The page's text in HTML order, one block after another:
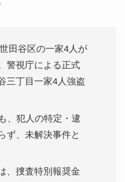
田谷区の一家4人が
警視庁による正式
三丁目一家4人強盗
、犯人の特定・逮
ず、未解決事件と
、捜査特別報奨金